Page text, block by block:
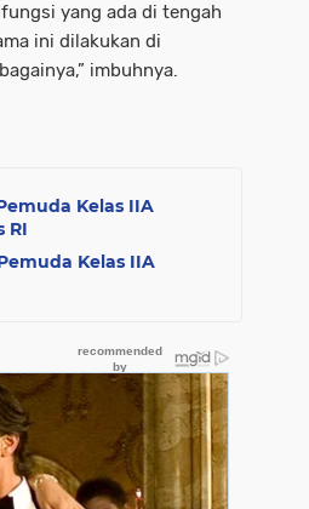
yang ada di tengah
ini dilakukan di
imbuhnya.
Kelas IIA
RI
Kelas IIA